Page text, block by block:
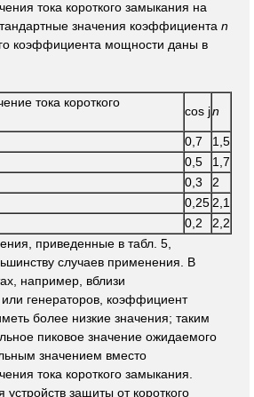
тока короткого замыкания на
значения коэффициента n
коэффициента мощности даны в
тока короткого
cos jn
0,7
1,5
0,5
1,7
0,3
2
0,25 2,1
0,2
2,2
приведенные в табл. 5,
случаев применения. В
например, вблизи
генераторов, коэффициент
более низкие значения; таким
пиковое значение ожидаемого
значением вместо
тока короткого замыкания.
защиты от короткого